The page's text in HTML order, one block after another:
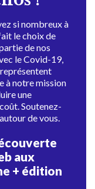
si nombreux à
le choix de
de nos
le Covid-19,
à notre mission
une
Soutenez-
de vous.
aux
+ édition